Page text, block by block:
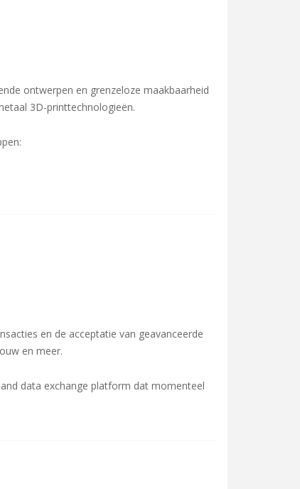
ontwerpen en grenzeloze maakbaarheid
3D-printtechnologieën.
en de acceptatie van geavanceerde
en meer.
data exchange platform dat momenteel